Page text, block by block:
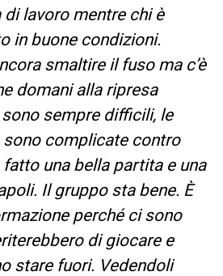
lavoro mentre chi è
in buone condizioni.
smaltire il fuso ma c’è
domani alla ripresa
sempre difficili, le
complicate contro
fatto una bella partita e una
Il gruppo sta bene. È
perché ci sono
di giocare e
stare fuori. Vedendoli